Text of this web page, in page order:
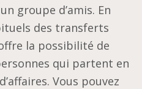
groupe d’amis. En
des transferts
la possibilité de
qui partent en
Vous pouvez